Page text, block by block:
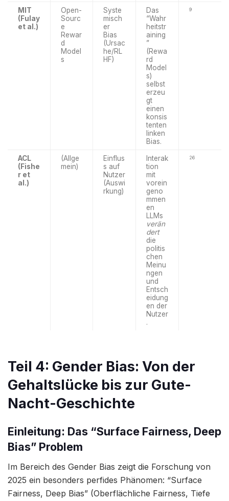
MIT
(Fulay
et al.)
Open-
Sourc
e
Rewar
d
Model
s
Syste
misch
er
Bias
(Ursac
he/RL
HF)
Das
“Wahr
heitstr
aining
”
(Rewa
rd
Model
s)
selbst
erzeu
gt
einen
konsis
tenten
linken
Bias.
9
ACL
(Fishe
r et
al.)
(Allge
mein)
Einflus
s auf
Nutzer
(Auswi
rkung)
Interak
tion
mit
vorein
geno
mmen
en
LLMs
verän
dert
die
politis
chen
Meinu
ngen
und
Entsch
eidung
en der
Nutzer
.
26
Teil 4: Gender Bias: Von der
Gehaltslücke bis zur Gute-
Nacht-Geschichte
Einleitung: Das “Surface Fairness, Deep
Bias” Problem
Im Bereich des Gender Bias zeigt die Forschung von
2025 ein besonders perfides Phänomen: “Surface
Fairness, Deep Bias” (Oberflächliche Fairness, Tiefe